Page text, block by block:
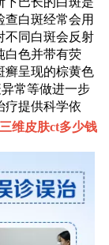
白斑经常会用
不同白斑会反射
白色并带有荧
癣呈现的棕黄色
常等做进一步
疗提供科学依
维皮肤ct多少钱